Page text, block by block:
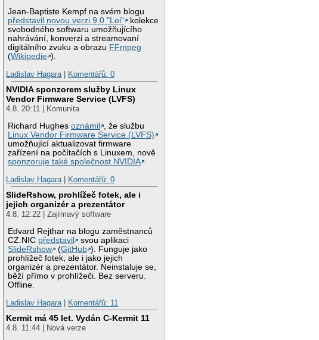
Jean-Baptiste Kempf na svém blogu
představil novou verzi 9.0 "Lei"
kolekce
svobodného softwaru umožňujícího
nahrávání, konverzi a streamovaní
digitálního zvuku a obrazu FFmpeg
(Wikipedie ).
Ladislav Hagara
Komentářů: 0
NVIDIA sponzorem služby Linux
Vendor Firmware Service (LVFS)
4.8. 20:11 | Komunita
Richard Hughesoznámil
, že službu
Linux Vendor Firmware Service (LVFS)
umožňující aktualizovat firmware
zařízení na počítačích s Linuxem, nově
sponzoruje také společnost NVIDIA .
Ladislav Hagara | Komentářů: 0
SlideRshow, prohlížeč fotek, ale i
jejich organizér a prezentátor
4.8. 12:22 | Zajímavý software
Edvard Rejthar na blogu zaměstnanců
CZ.NIC představil
svou aplikaci
SlideRshow
(GitHub ). Funguje jako
prohlížeč fotek, ale i jako jejich
organizér a prezentátor. Neinstaluje se,
běží přímo v prohlížeči. Bez serveru.
Offline.
Ladislav Hagara | Komentářů: 11
Kermit má 45 let. Vydán C-Kermit 11
4.8. 11:44 | Nová verze